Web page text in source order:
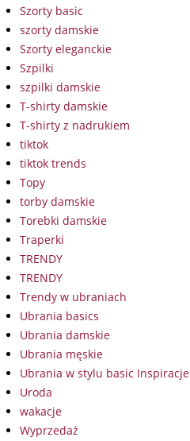
Szorty basic
szorty damskie
Szorty eleganckie
Szpilki
szpilki damskie
T-shirty damskie
T-shirty z nadrukiem
tiktok
tiktok trends
Topy
torby damskie
Torebki damskie
Traperki
TRENDY
TRENDY
Trendy w ubraniach
Ubrania basics
Ubrania damskie
Ubrania męskie
Ubrania w stylu basic Inspiracje
Uroda
wakacje
Wyprzedaż